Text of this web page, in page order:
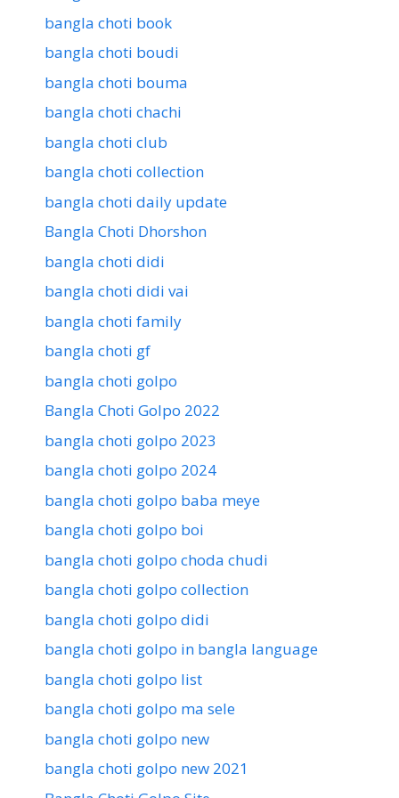
bangla choti book
bangla choti boudi
bangla choti bouma
bangla choti chachi
bangla choti club
bangla choti collection
bangla choti daily update
Bangla Choti Dhorshon
bangla choti didi
bangla choti didi vai
bangla choti family
bangla choti gf
bangla choti golpo
Bangla Choti Golpo 2022
bangla choti golpo 2023
bangla choti golpo 2024
bangla choti golpo baba meye
bangla choti golpo boi
bangla choti golpo choda chudi
bangla choti golpo collection
bangla choti golpo didi
bangla choti golpo in bangla language
bangla choti golpo list
bangla choti golpo ma sele
bangla choti golpo new
bangla choti golpo new 2021